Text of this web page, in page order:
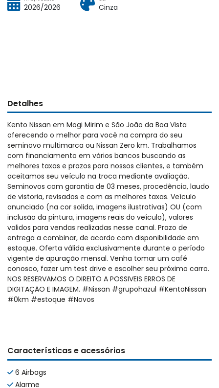
2026/2026 Cinza
Detalhes
Kento Nissan em Mogi Mirim e São João da Boa Vista
oferecendo o melhor para você na compra do seu
seminovo multimarca ou Nissan Zero km. Trabalhamos
com financiamento em vários bancos buscando as
melhores taxas e prazos para nossos clientes, e também
aceitamos seu veículo na troca mediante avaliação.
Seminovos com garantia de 03 meses, procedência, laudo
de vistoria, revisados e com as melhores taxas. Veículo
anunciado (na cor solida, imagens ilustrativas) OU (com
inclusão da pintura, imagens reais do veículo), valores
validos para vendas realizadas nesse canal. Prazo de
entrega a combinar, de acordo com disponibilidade em
estoque. Oferta válida exclusivamente durante o período
vigente de apuração mensal. Venha tomar um café
conosco, fazer um test drive e escolher seu próximo carro.
NOS RESERVAMOS O DIREITO A POSSIVEIS ERROS DE
DIGITAÇÃO E IMAGEM. #Nissan #grupohazul #KentoNissan
#0km #estoque #Novos
Características e acessórios
6 Airbags
Alarme